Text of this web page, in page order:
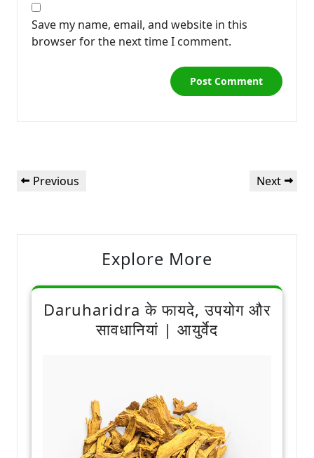
Save my name, email, and website in this
browser for the next time I comment.
Post
navigation
Previous
Previous
Next
Next
Explore More
Daruharidra के फायदे, उपयोग और
सावधानियां | आयुर्वेद